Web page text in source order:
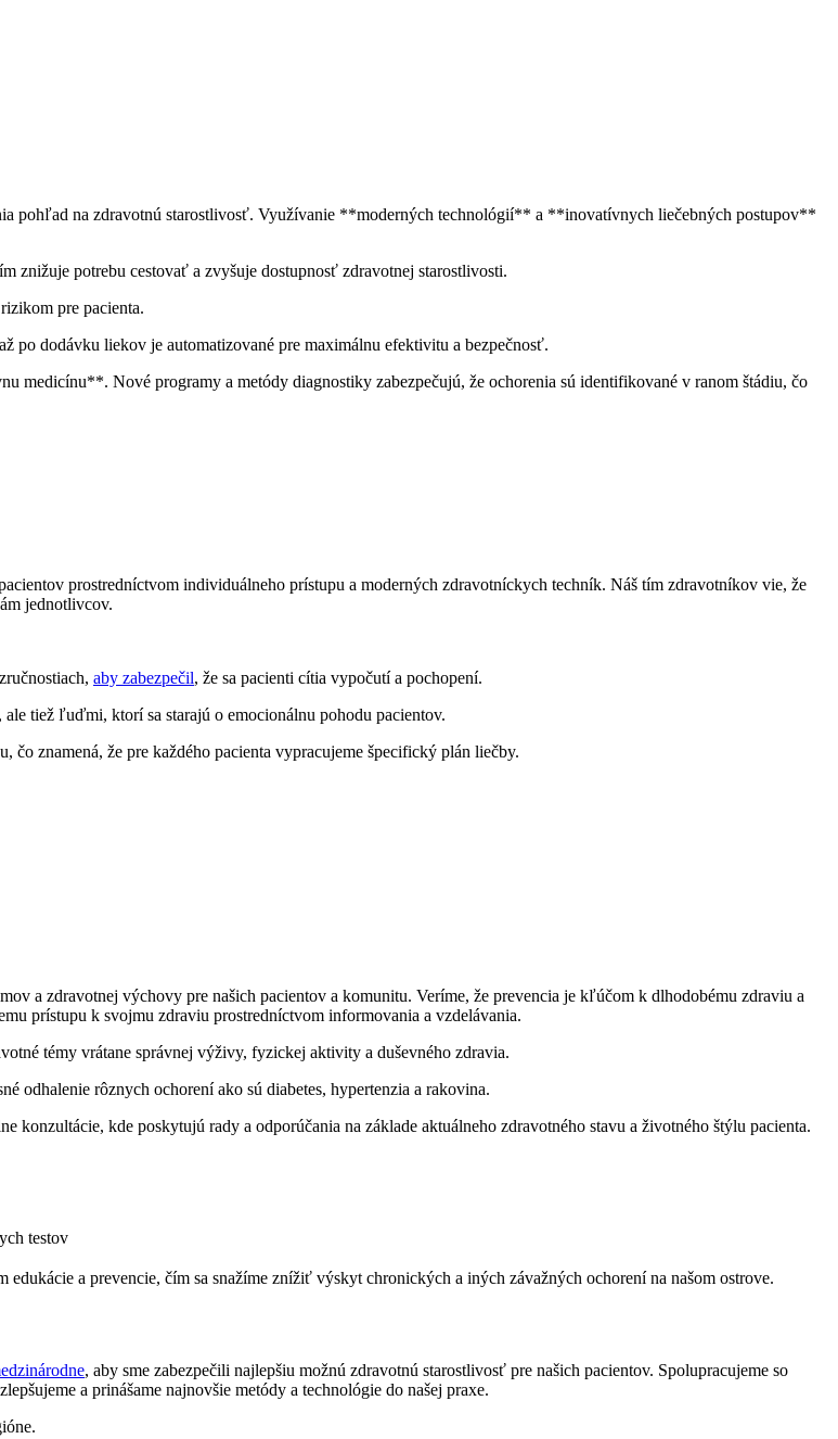
pohľad na zdravotnú starostlivosť. Využívanie **moderných technológií** a **inovatívnych liečebných postupov**
potrebu cestovať a zvyšuje dostupnosť zdravotnej starostlivosti.
pre pacienta.
dodávku liekov je automatizované pre maximálnu efektivitu a bezpečnosť.
medicínu**. Nové programy a metódy diagnostiky zabezpečujú, že ochorenia sú identifikované v ranom štádiu, čo
prostredníctvom individuálneho prístupu a moderných zdravotníckych techník. Náš tím zdravotníkov vie, že
jednotlivcov.
aby zabezpečil, že sa pacienti cítia vypočutí a pochopení.
tiež ľuďmi, ktorí sa starajú o emocionálnu pohodu pacientov.
znamená, že pre každého pacienta vypracujeme špecifický plán liečby.
a zdravotnej výchovy pre našich pacientov a komunitu. Veríme, že prevencia je kľúčom k dlhodobému zdraviu a
prístupu k svojmu zdraviu prostredníctvom informovania a vzdelávania.
témy vrátane správnej výživy, fyzickej aktivity a duševného zdravia.
odhalenie rôznych ochorení ako sú diabetes, hypertenzia a rakovina.
konzultácie, kde poskytujú rady a odporúčania na základe aktuálneho zdravotného stavu a životného štýlu pacienta.
testov
a prevencie, čím sa snažíme znížiť výskyt chronických a iných závažných ochorení na našom ostrove.
, aby sme zabezpečili najlepšiu možnú zdravotnú starostlivosť pre našich pacientov. Spolupracujeme so
a prinášame najnovšie metódy a technológie do našej praxe.